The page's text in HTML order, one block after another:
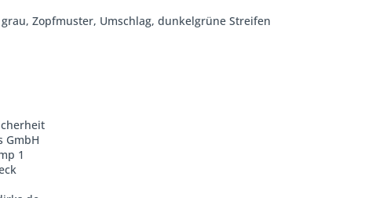
Zopfmuster, Umschlag, dunkelgrüne Streifen
GmbH
1